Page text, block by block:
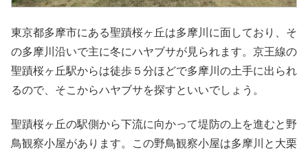
東京都多摩市にある聖蹟桜ヶ丘は多摩川に面しており、そ
の多摩川沿いで主に冬にハヤブサが見られます。京王線の
聖蹟桜ヶ丘駅からは徒歩５分ほどで多摩川の土手に出られ
るので、そこからハヤブサを探すといいでしょう。
聖蹟桜ヶ丘の駅側から下流に向かって堤防の上を進むと野
鳥観察小屋があります。この野鳥観察小屋は多摩川と大栗